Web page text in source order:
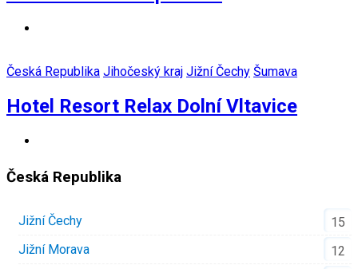
Česká Republika Jihočeský kraj Jižní Čechy Šumava
Hotel Resort Relax Dolní Vltavice
Česká Republika
Jižní Čechy
15
Jižní Morava
12